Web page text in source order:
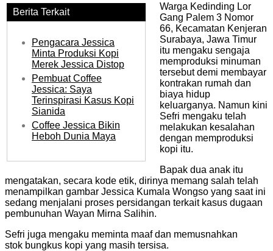
Berita Terkait
Pengacara Jessica
Minta Produksi Kopi
Merek Jessica Distop
Pembuat Coffee
Jessica: Saya
Terinspirasi Kasus Kopi
Sianida
Coffee Jessica Bikin
Heboh Dunia Maya
Warga Kedinding Lor
Gang Palem 3 Nomor
66, Kecamatan Kenjeran
Surabaya, Jawa Timur
itu mengaku sengaja
memproduksi minuman
tersebut demi membayar
kontrakan rumah dan
biaya hidup
keluarganya. Namun kini
Sefri mengaku telah
melakukan kesalahan
dengan memproduksi
kopi itu.
Bapak dua anak itu
mengatakan, secara kode etik, dirinya memang salah telah
menampilkan gambar Jessica Kumala Wongso yang saat ini
sedang menjalani proses persidangan terkait kasus dugaan
pembunuhan Wayan Mirna Salihin.
Sefri juga mengaku meminta maaf dan memusnahkan
stok bungkus kopi yang masih tersisa.